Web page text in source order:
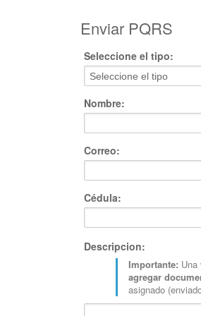
Enviar PQRS
Seleccione el tipo:
Nombre:
Correo:
Cédula:
Descripcion:
Importante:
agregar
asignado